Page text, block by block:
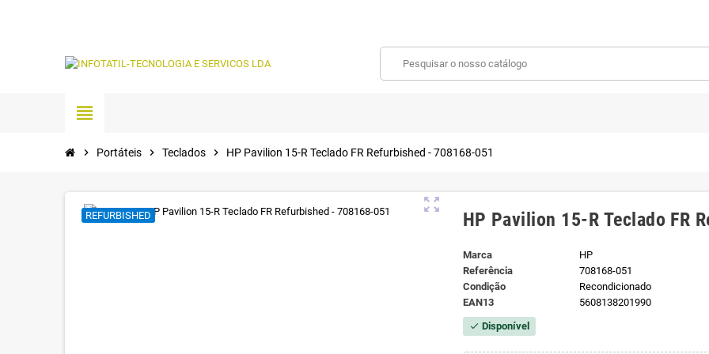
view_headline
chevron_right Portáteis chevron_right Teclados chevron_right HP Pavilion 15-R Teclado FR Refurbished - 708168-051
zoom_out_map
REFURBISHED HP Pavilion 15-R Teclado FR
Marca
HP
Referência
708168-051
Condição
Recondicionado
EAN13
5608138201990
check Disponível